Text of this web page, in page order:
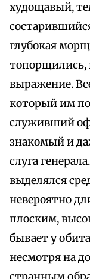
худощавый,
глубокая
топорщились,
выражение.
который им
служивший
знакомый и
слуга
выделялся
невероятно
плоским,
бывает у
несмотря на